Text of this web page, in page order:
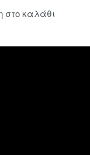
στο καλάθι